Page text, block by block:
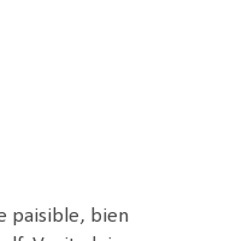
paisible, bien